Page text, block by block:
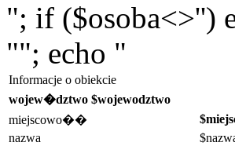
"; if ($osoba<>'')
""; echo "
Informacje o obiekcie
wojew�dztwo $wojewodztwo
miejscowo��
nazwa